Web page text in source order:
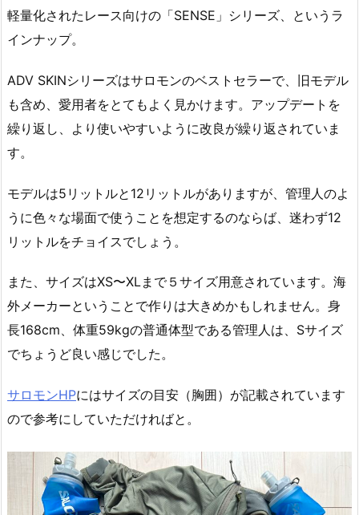
軽量化されたレース向けの「SENSE」シリーズ、というラ
インナップ。
ADV SKINシリーズはサロモンのベストセラーで、旧モデル
も含め、愛用者をとてもよく見かけます。アップデートを
繰り返し、より使いやすいように改良が繰り返されていま
す。
モデルは5リットルと12リットルがありますが、管理人のよ
うに色々な場面で使うことを想定するのならば、迷わず12
リットルをチョイスでしょう。
また、サイズはXS〜XLまで５サイズ用意されています。海
外メーカーということで作りは大きめかもしれません。身
長168cm、体重59kgの普通体型である管理人は、Sサイズ
でちょうど良い感じでした。
サロモンHPにはサイズの目安（胸囲）が記載されています
ので参考にしていただければと。